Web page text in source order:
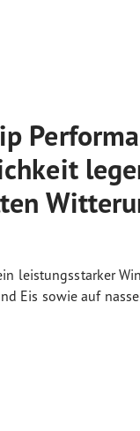
leistungsstarker
Eis sowie auf